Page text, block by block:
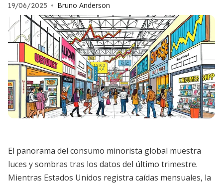
19/06/2025 • Bruno Anderson
El panorama del consumo minorista global muestra
luces y sombras tras los datos del último trimestre.
Mientras Estados Unidos registra caídas mensuales, la